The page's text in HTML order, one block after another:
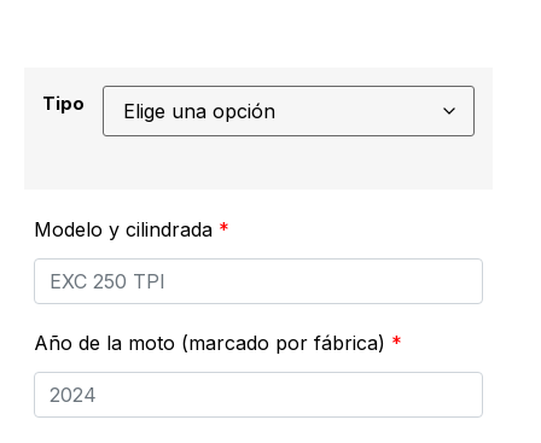
Tipo
Modelo y cilindrada *
Año de la moto (marcado por fábrica) *